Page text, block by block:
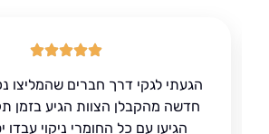
הגעתי לגקי דרך חברים שהמליצו נכנסנו
חדשה מהקבלן הצוות הגיע בזמן תקתק
הגיעו עם כל החומרי ניקוי עבדו יסודי